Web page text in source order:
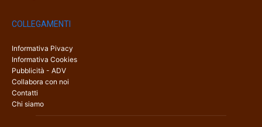
COLLEGAMENTI
Informativa Pivacy
Informativa Cookies
Pubblicità - ADV
Collabora con noi
Contatti
Chi siamo